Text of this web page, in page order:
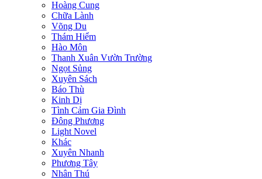
Hoàng Cung
Chữa Lành
Võng Du
Thám Hiểm
Hào Môn
Thanh Xuân Vườn Trường
Ngọt Sủng
Xuyên Sách
Báo Thù
Kinh Dị
Tình Cảm Gia Đình
Đông Phương
Light Novel
Khác
Xuyên Nhanh
Phương Tây
Nhân Thú